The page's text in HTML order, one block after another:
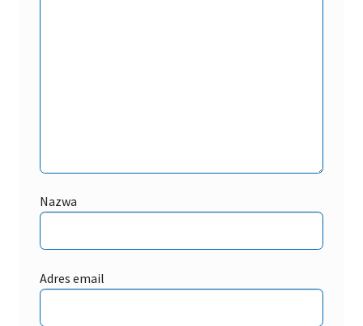
Nazwa
Adres email